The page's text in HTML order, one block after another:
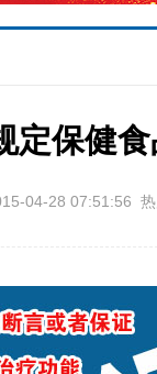
定保健
04-28 07:51:56